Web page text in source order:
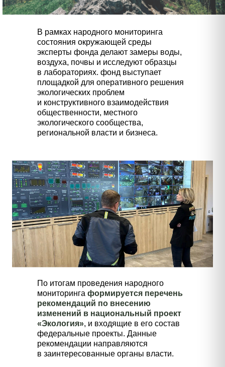
В рамках народного мониторинга
состояния окружающей среды
эксперты фонда делают замеры воды,
воздуха, почвы и исследуют образцы
в лабораториях. фонд выступает
площадкой для оперативного решения
экологических проблем
и конструктивного взаимодействия
общественности, местного
экологического сообщества,
региональной власти и бизнеса.
По итогам проведения народного
мониторинга формируется перечень
рекомендаций по внесению
изменений в национальный проект
«Экология», и входящие в его состав
федеральные проекты. Данные
рекомендации направляются
в заинтересованные органы власти.